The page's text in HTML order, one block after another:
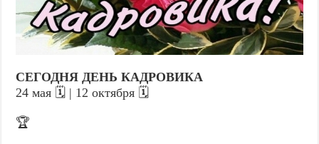
СЕГОДНЯ ДЕНЬ КАДРОВИКА
24 мая 🗓️ | 12 октября 🗓️
🏆